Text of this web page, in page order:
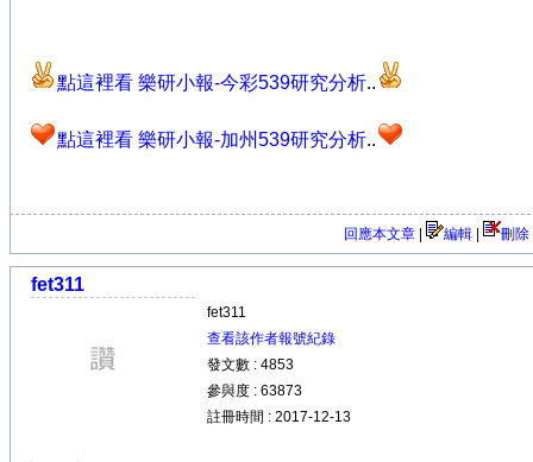
點這裡看 樂研小報-今彩539研究分析..
點這裡看 樂研小報-加州539研究分析..
回應本文章 編輯 刪除
fet311
fet311
查看該作者報號紀錄
發文數 : 4853
參與度 : 63873
註冊時間 : 2017-12-13